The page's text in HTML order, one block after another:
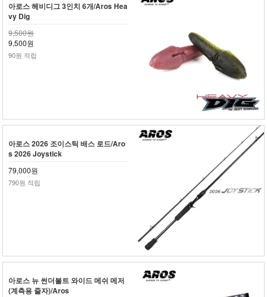
아로스 헤비디그 3인치 6개/Aros Hea
vy Dig
9,500원
9,500원
90원 적립
아로스 2026 조이스틱 배스 로드/Aro
s 2026 Joystick
79,000원
790원 적립
아로스 뉴 썬더볼트 와이드 메쉬 메저
(계측용 줄자)/Aros